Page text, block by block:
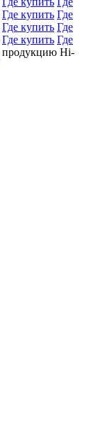
Где купить Где
Где купить Где
Где купить Где
продукцию Hi-